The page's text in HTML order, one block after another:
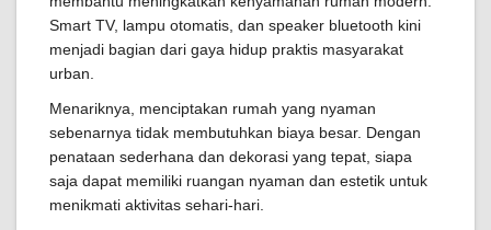
Smart TV, lampu otomatis, dan speaker bluetooth kini
menjadi bagian dari gaya hidup praktis masyarakat
urban.
Menariknya, menciptakan rumah yang nyaman
sebenarnya tidak membutuhkan biaya besar. Dengan
penataan sederhana dan dekorasi yang tepat, siapa
saja dapat memiliki ruangan nyaman dan estetik untuk
menikmati aktivitas sehari-hari.